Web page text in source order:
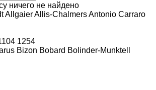
ничего не найдено
AllgaierAllis-ChalmersAntonio Carraro
1254
Bizon Bobard Bolinder-Munktell